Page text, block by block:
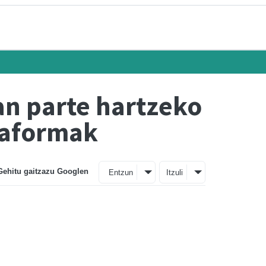
parte hartzeko
gaitzazu Googlen Entzun Itzuli